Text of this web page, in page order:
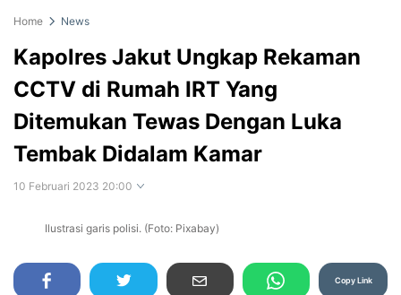
Home News
Kapolres Jakut Ungkap Rekaman
CCTV di Rumah IRT Yang
Ditemukan Tewas Dengan Luka
Tembak Didalam Kamar
10 Februari 2023 20:00
Ilustrasi garis polisi. (Foto: Pixabay)
Copy Link